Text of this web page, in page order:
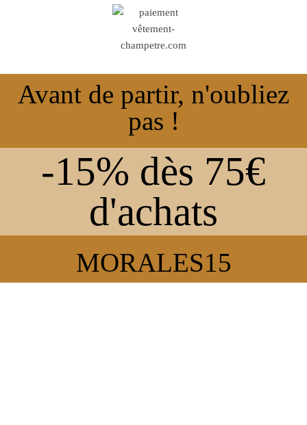
Avant de partir, n'oubliez
pas !
-15% dès 75€
d'achats
MORALES15